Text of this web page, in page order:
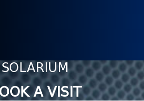
SOLARIUM
A VISIT